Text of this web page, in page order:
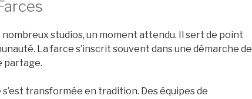
nombreux studios, un moment attendu. Il sert de point
La farce s’inscrit souvent dans une démarche de
partage.
s’est transformée en tradition. Des équipes de